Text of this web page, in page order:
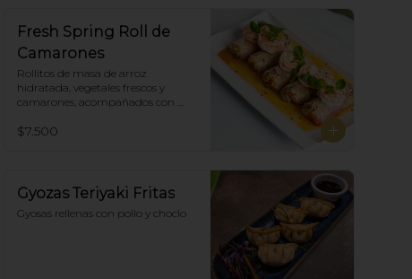
Fresh Spring Roll de
Camarones
Rollitos de masa de arroz
hidratada, vegetales frescos y
camarones, acompañados con
$7.500
Gyozas Teriyaki Fritas
Gyosas rellenas con pollo y choclo